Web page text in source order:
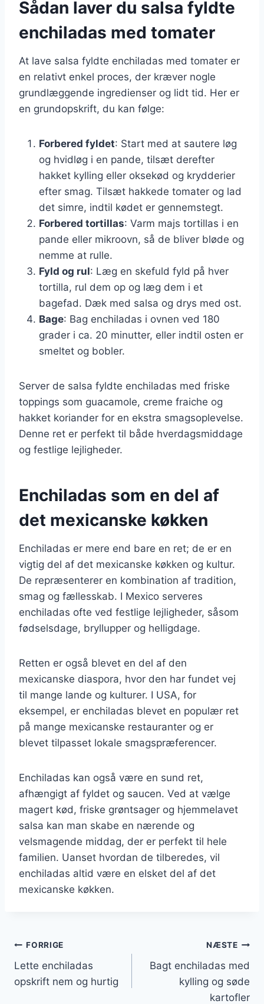
Sådan laver du salsa fyldte
enchiladas med tomater
At lave salsa fyldte enchiladas med tomater er
en relativt enkel proces, der kræver nogle
grundlæggende ingredienser og lidt tid. Her er
en grundopskrift, du kan følge:
Forbered fyldet: Start med at sautere løg
og hvidløg i en pande, tilsæt derefter
hakket kylling eller oksekød og krydderier
efter smag. Tilsæt hakkede tomater og lad
det simre, indtil kødet er gennemstegt.
Forbered tortillas: Varm majs tortillas i en
pande eller mikroovn, så de bliver bløde og
nemme at rulle.
Fyld og rul: Læg en skefuld fyld på hver
tortilla, rul dem op og læg dem i et
bagefad. Dæk med salsa og drys med ost.
Bage: Bag enchiladas i ovnen ved 180
grader i ca. 20 minutter, eller indtil osten er
smeltet og bobler.
Server de salsa fyldte enchiladas med friske
toppings som guacamole, creme fraiche og
hakket koriander for en ekstra smagsoplevelse.
Denne ret er perfekt til både hverdagsmiddage
og festlige lejligheder.
Enchiladas som en del af
det mexicanske køkken
Enchiladas er mere end bare en ret; de er en
vigtig del af det mexicanske køkken og kultur.
De repræsenterer en kombination af tradition,
smag og fællesskab. I Mexico serveres
enchiladas ofte ved festlige lejligheder, såsom
fødselsdage, bryllupper og helligdage.
Retten er også blevet en del af den
mexicanske diaspora, hvor den har fundet vej
til mange lande og kulturer. I USA, for
eksempel, er enchiladas blevet en populær ret
på mange mexicanske restauranter og er
blevet tilpasset lokale smagspræferencer.
Enchiladas kan også være en sund ret,
afhængigt af fyldet og saucen. Ved at vælge
magert kød, friske grøntsager og hjemmelavet
salsa kan man skabe en nærende og
velsmagende middag, der er perfekt til hele
familien. Uanset hvordan de tilberedes, vil
enchiladas altid være en elsket del af det
mexicanske køkken.
Indlægsnavigation
FORRIGE
Lette enchiladas
opskrift nem og hurtig
NÆSTE
Bagt enchiladas med
kylling og søde
kartofler